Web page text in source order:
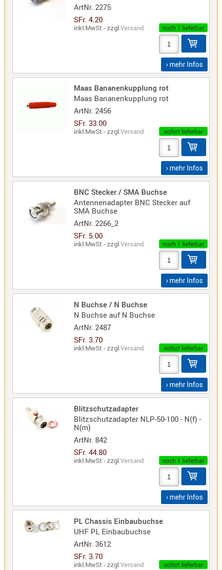
ArtNr. 2275
SFr. 4.20
inkl.MwSt - zzgl.Versand noch 1 lieferbar
› mehr Infos
Maas Bananenkupplung rot
Maas Bananenkupplung rot
ArtNr. 2456
SFr. 33.00
inkl.MwSt - zzgl.Versand sofort lieferbar
› mehr Infos
BNC Stecker / SMA Buchse
Antennenadapter BNC Stecker auf
SMA Buchse
ArtNr. 2266_2
SFr. 5.00
inkl.MwSt - zzgl.Versand noch 1 lieferbar
› mehr Infos
N Buchse / N Buchse
N Buchse auf N Buchse
ArtNr. 2487
SFr. 3.70
inkl.MwSt - zzgl.Versand sofort lieferbar
› mehr Infos
Blitzschutzadapter
Blitzschutzadapter NLP-50-100 - N(f) -
N(m)
ArtNr. 842
SFr. 44.80
inkl.MwSt - zzgl.Versand noch 1 lieferbar
› mehr Infos
PL Chassis Einbaubuchse
UHF PL Einbaubuchse
ArtNr. 3612
SFr. 3.70
inkl.MwSt - zzgl.Versand sofort lieferbar